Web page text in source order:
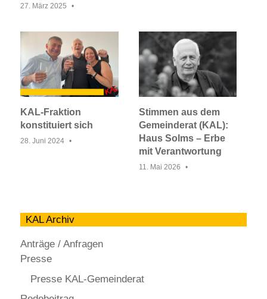
27. März 2025
KAL-Fraktion
konstituiert sich
28. Juni 2024
Stimmen aus dem
Gemeinderat (KAL):
Haus Solms – Erbe
mit Verantwortung
11. Mai 2026
KAL Archiv
Anträge / Anfragen
Presse
Presse KAL-Gemeinderat